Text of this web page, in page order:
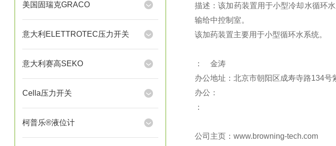
美国固瑞克GRACO
意大利ELETTROTEC压力开关
意大利赛高SEKO
Cella压力开关
柯普乐®液位计
描述：该加药装置用于小型冷却水循环
输给中控制室。
该加药装置主要用于小型循环水系统。
： 金涛
办公地址：北京市朝阳 区成寿寺路134号
办公：
：
公司主页： www.browning-tech.com